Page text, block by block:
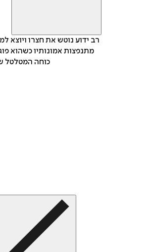
רב ידוע נוטש את חצרו ויוצא
מתנפצות אמונותיו כשהוא
כוחה המטלטל